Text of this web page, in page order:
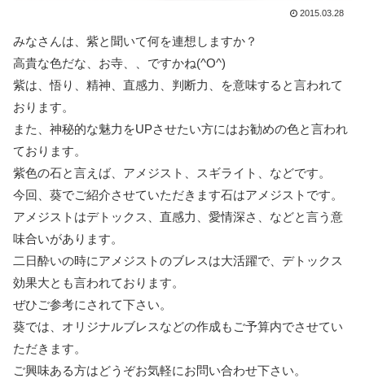
2015.03.28
みなさんは、紫と聞いて何を連想しますか？
高貴な色だな、お寺、、ですかね(^O^)
紫は、悟り、精神、直感力、判断力、を意味すると言われて
おります。
また、神秘的な魅力をUPさせたい方にはお勧めの色と言われ
ております。
紫色の石と言えば、アメジスト、スギライト、などです。
今回、葵でご紹介させていただきます石はアメジストです。
アメジストはデトックス、直感力、愛情深さ、などと言う意
味合いがあります。
二日酔いの時にアメジストのブレスは大活躍で、デトックス
効果大とも言われております。
ぜひご参考にされて下さい。
葵では、オリジナルブレスなどの作成もご予算内でさせてい
ただきます。
ご興味ある方はどうぞお気軽にお問い合わせ下さい。